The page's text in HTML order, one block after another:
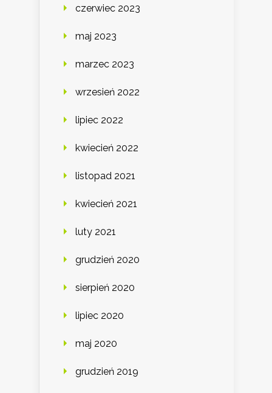
czerwiec 2023
maj 2023
marzec 2023
wrzesień 2022
lipiec 2022
kwiecień 2022
listopad 2021
kwiecień 2021
luty 2021
grudzień 2020
sierpień 2020
lipiec 2020
maj 2020
grudzień 2019